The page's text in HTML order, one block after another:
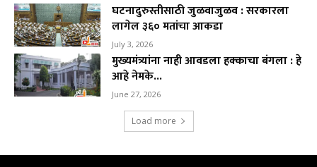
घटनादुरुस्तीसाठी जुळवाजुळव : सरकारला
लागेल ३६० मतांचा आकडा
July 3, 2026
मुख्यमंत्र्यांना नाही आवडला हक्काचा बंगला : हे
आहे नेमके...
June 27, 2026
Load more